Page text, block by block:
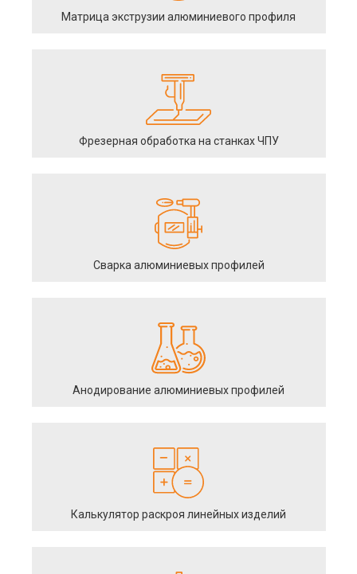
Матрица экструзии алюминиевого профиля
Фрезерная обработка на станках ЧПУ
Сварка алюминиевых профилей
Анодирование алюминиевых профилей
Калькулятор раскроя линейных изделий